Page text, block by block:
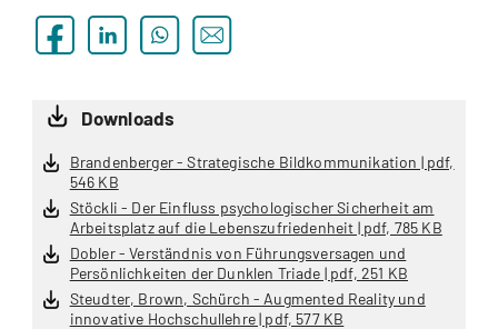
Downloads
Brandenberger - Strategische Bildkommunikation | pdf,
546 KB
Stöckli - Der Einfluss psychologischer Sicherheit am
Arbeitsplatz auf die Lebenszufriedenheit | pdf, 785 KB
Dobler - Verständnis von Führungsversagen und
Persönlichkeiten der Dunklen Triade | pdf, 251 KB
Steudter, Brown, Schürch - Augmented Reality und
innovative Hochschullehre | pdf, 577 KB